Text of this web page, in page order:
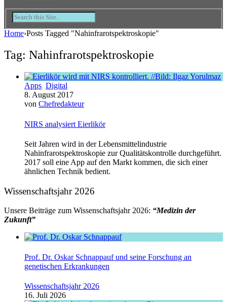
Home›Posts Tagged "Nahinfrarotspektroskopie"
Tag: Nahinfrarotspektroskopie
Apps, Digital
8. August 2017
von Chefredakteur
NIRS analysiert Eierlikör
Seit Jahren wird in der Lebensmittelindustrie
Nahinfrarotspektroskopie zur Qualitätskontrolle durchgeführt.
2017 soll eine App auf den Markt kommen, die sich einer
ähnlichen Technik bedient.
Wissenschaftsjahr 2026
Unsere Beiträge zum Wissenschaftsjahr 2026: “Medizin der
Zukunft”
Prof. Dr. Oskar Schnappauf und seine Forschung an
genetischen Erkrankungen
Wissenschaftsjahr 2026
16. Juli 2026